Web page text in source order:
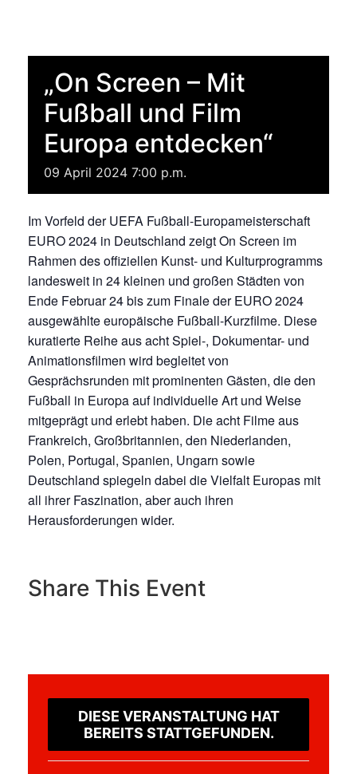
„On Screen – Mit
Fußball und Film
Europa entdecken“
09 April 2024 7:00 p.m.
Im Vorfeld der UEFA Fußball-Europameisterschaft
EURO 2024 in Deutschland zeigt On Screen im
Rahmen des offiziellen Kunst- und Kulturprogramms
landesweit in 24 kleinen und großen Städten von
Ende Februar 24 bis zum Finale der EURO 2024
ausgewählte europäische Fußball-Kurzfilme. Diese
kuratierte Reihe aus acht Spiel-, Dokumentar- und
Animationsfilmen wird begleitet von
Gesprächsrunden mit prominenten Gästen, die den
Fußball in Europa auf individuelle Art und Weise
mitgeprägt und erlebt haben. Die acht Filme aus
Frankreich, Großbritannien, den Niederlanden,
Polen, Portugal, Spanien, Ungarn sowie
Deutschland spiegeln dabei die Vielfalt Europas mit
all ihrer Faszination, aber auch ihren
Herausforderungen wider.
Share This Event
DIESE VERANSTALTUNG HAT
BEREITS STATTGEFUNDEN.